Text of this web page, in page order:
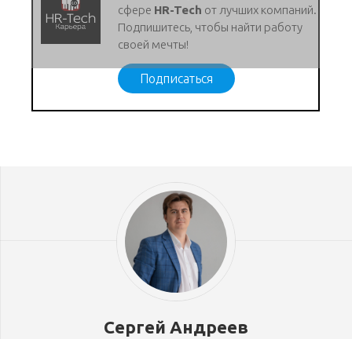
сфере HR-Tech от лучших компаний.
Подпишитесь, чтобы найти работу
своей мечты!
Подписаться
Сергей Андреев